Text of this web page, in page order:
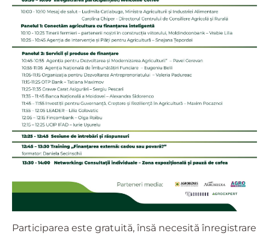
Participarea este gratuită, însă necesită înregistrare